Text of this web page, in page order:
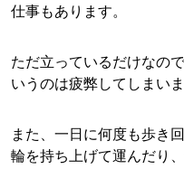
仕事もあります。
ただ立っているだけなの
いうのは疲弊してしまいま
また、一日に何度も歩き
輪を持ち上げて運んだり